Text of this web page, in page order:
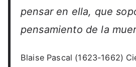
pensar en ella, que
pensamiento de la
Blaise Pascal (1623-1662)